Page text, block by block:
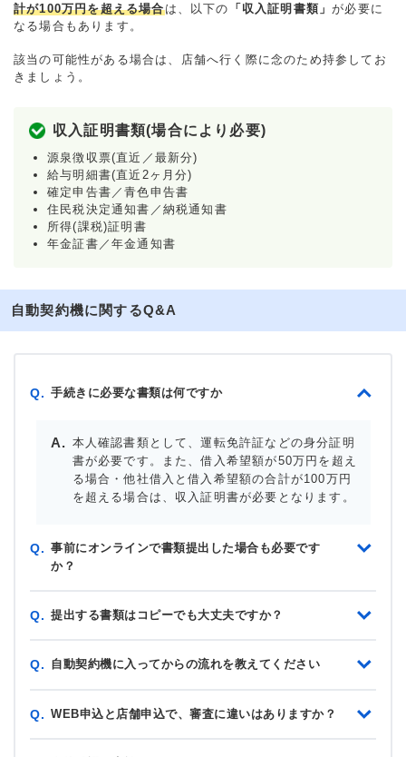
計が100万円を超える場合は、以下の 「収入証明書類」が必要に
なる場合もあります。
該当の可能性がある場合は、店舗へ行く際に念のため持参してお
きましょう。
収入証明書類(場合により必要)
源泉徴収票(直近／最新分)
給与明細書(直近2ヶ月分)
確定申告書／青色申告書
住民税決定通知書／納税通知書
所得(課税)証明書
年金証書／年金通知書
自動契約機に関するQ&A
Q. 手続きに必要な書類は何ですか
本人確認書類として、運転免許証などの身分証明
書が必要です。また、借入希望額が50万円を超え
る場合・他社借入と借入希望額の合計が100万円
を超える場合は、収入証明書が必要となります。
Q. 事前にオンラインで書類提出した場合も必要です
か？
Q. 提出する書類はコピーでも大丈夫ですか？
Q. 自動契約機に入ってからの流れを教えてください
Q. WEB申込と店舗申込で、審査に違いはありますか？